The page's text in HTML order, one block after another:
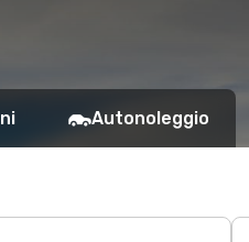
Autonoleggio